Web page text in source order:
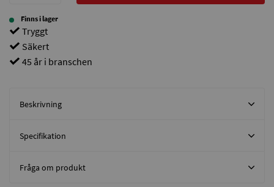
Finns i lager
Tryggt
Säkert
45 år i branschen
Beskrivning
Specifikation
Fråga om produkt